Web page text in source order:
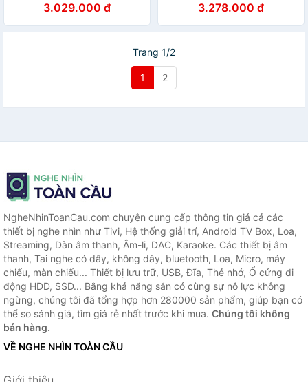
40mm, Sử Dụng 55 Giờ-
Hàng chính hãng
3.029.000 đ
Công Suất 66W - Hàng
chính hãng
3.278.000 đ
Trang 1/2
1 2
NgheNhinToanCau.com chuyên cung cấp thông tin giá cả các
thiết bị nghe nhìn như Tivi, Hệ thống giải trí, Android TV Box, Loa,
Streaming, Dàn âm thanh, Âm-li, DAC, Karaoke. Các thiết bị âm
thanh, Tai nghe có dây, không dây, bluetooth, Loa, Micro, máy
chiếu, màn chiếu... Thiết bị lưu trữ, USB, Đĩa, Thẻ nhớ, Ổ cứng di
động HDD, SSD... Bằng khả năng sẵn có cùng sự nỗ lực không
ngừng, chúng tôi đã tổng hợp hơn 280000 sản phẩm, giúp bạn có
thể so sánh giá, tìm giá rẻ nhất trước khi mua. Chúng tôi không
bán hàng.
VỀ NGHE NHÌN TOÀN CẦU